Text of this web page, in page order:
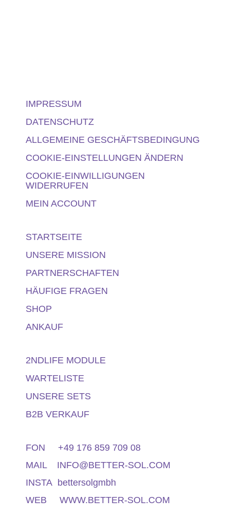
IMPRESSUM
DATENSCHUTZ
ALLGEMEINE GESCHÄFTSBEDINGUNG
COOKIE-EINSTELLUNGEN ÄNDERN
COOKIE-EINWILLIGUNGEN
WIDERRUFEN
MEIN ACCOUNT
STARTSEITE
UNSERE MISSION
PARTNERSCHAFTEN
HÄUFIGE FRAGEN
SHOP
ANKAUF
2NDLIFE MODULE
WARTELISTE
UNSERE SETS
B2B VERKAUF
FON +49 176 859 709 08
MAIL INFO@BETTER-SOL.COM
INSTA bettersolgmbh
WEB WWW.BETTER-SOL.COM